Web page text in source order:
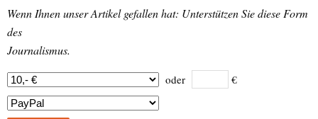
Wenn Ihnen unser Artikel gefallen hat: Unterstützen Sie diese Form
des
Journalismus.
oder €